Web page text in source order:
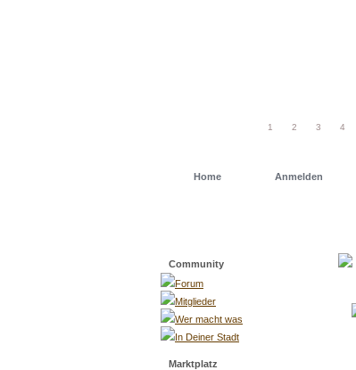
1 2 3 4
Home Anmelden
Community
Forum
Mitglieder
Wer macht was
In Deiner Stadt
Marktplatz